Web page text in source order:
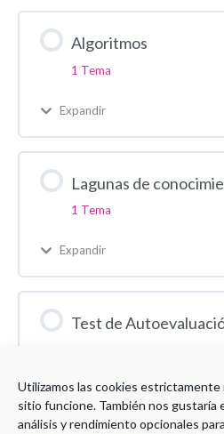
Utilizamos las cookies
sitio funcione. También nos gustaría
análisis y rendimiento opcionales
Algoritmos
1 Tema
Expandir
Lagunas de
1 Tema
Expandir
Test de
Expandir